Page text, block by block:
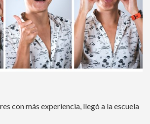
con más experiencia, llegó a la escuela